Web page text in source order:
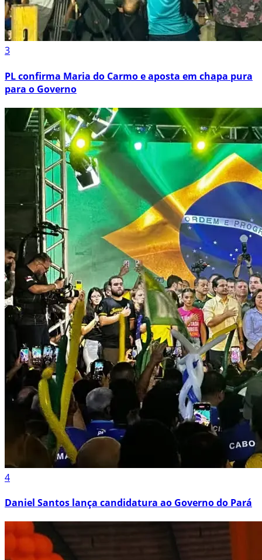
3
PL confirma Maria do Carmo e aposta em chapa pura
para o Governo
4
Daniel Santos lança candidatura ao Governo do Pará